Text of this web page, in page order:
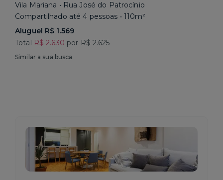
Vila Mariana • Rua José do Patrocínio
Compartilhado até 4 pessoas • 110m²
Aluguel R$ 1.569
Total R$ 2.630por R$ 2.625
Similar a sua busca